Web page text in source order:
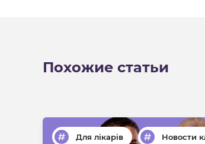
Похожие статьи
Для лікарів Новости